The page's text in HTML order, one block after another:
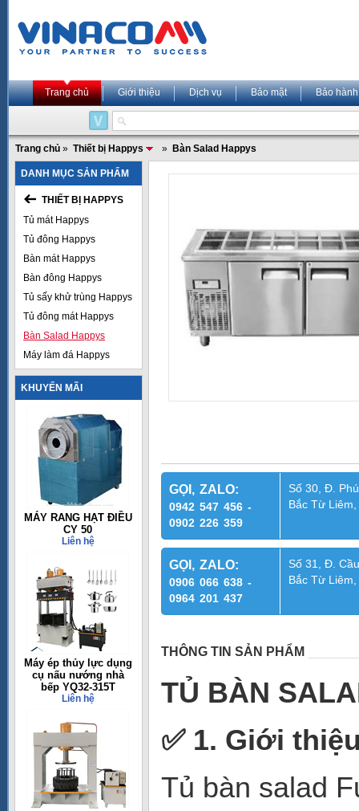
Trang chủ Giới thiệu Dịch vụ Bảo mật Bảo hành
Trang chủ » Thiết bị Happys » Bàn Salad Happys
DANH MỤC SẢN PHẨM
THIẾT BỊ HAPPYS
Tủ mát Happys
Tủ đông Happys
Bàn mát Happys
Bàn đông Happys
Tủ sấy khử trùng Happys
Tủ đông mát Happys
Bàn Salad Happys
Máy làm đá Happys
KHUYẾN MÃI
MÁY RANG HẠT ĐIỀU
CY 50
Liên hệ
Máy ép thủy lực dụng
cụ nấu nướng nhà
bếp YQ32-315T
Liên hệ
GỌI, ZALO:
0942 547 456 -
0902 226 359
Số 30, Đ.
Bắc Từ
GỌI, ZALO:
0906 066 638 -
0964 201 437
Số 31, Đ.
Bắc Từ
THÔNG TIN SẢN PHẨM
TỦ BÀN
✅ 1. Giới
Tủ bàn salad